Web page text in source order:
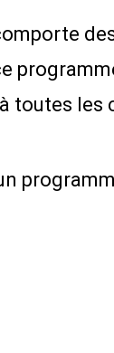
toutes